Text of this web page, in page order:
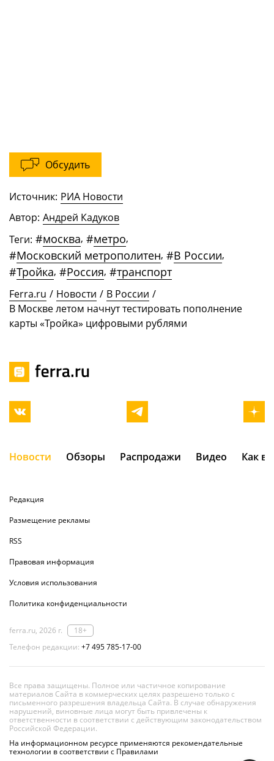
Обсудить
Источник: РИА Новости
Автор: Андрей Кадуков
Теги: #москва, #метро,
#Московский метрополитен, #В России,
#Тройка, #Россия, #транспорт
Ferra.ru / Новости / В России /
В Москве летом начнут тестировать пополнение
карты «Тройка» цифровыми рублями
Новости Обзоры Распродажи Видео Как
Редакция
Размещение рекламы
RSS
Правовая информация
Условия использования
Политика конфиденциальности
ferra.ru, 2026 г.
18+
Телефон редакции: +7 495 785-17-00
Все права защищены. Полное или частичное копирование
материалов Сайта в коммерческих целях разрешено только с
письменного разрешения владельца Сайта. В случае обнаружения
нарушений, виновные лица могут быть привлечены к
ответственности в соответствии с действующим законодательством
Российской Федерации.
На информационном ресурсе применяются рекомендательные
технологии в соответствии с Правилами